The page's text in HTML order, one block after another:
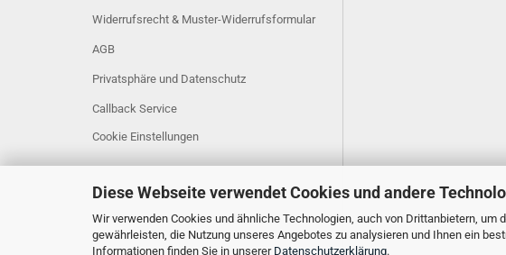
Diese Webseite verwendet Cookies und andere
Wir verwenden Cookies und ähnliche Technologien, auch von Drittanbietern,
gewährleisten, die Nutzung unseres Angebotes zu analysieren und Ihnen ein
Informationen finden Sie in unserer Datenschutzerklärung.
Widerrufsrecht & Muster-Widerrufsformular
AGB
Privatsphäre und Datenschutz
Callback Service
Cookie Einstellungen